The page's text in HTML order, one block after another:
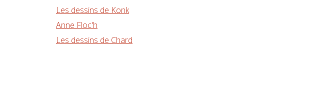
Les dessins de Konk
Anne Floc'h
Les dessins de Chard